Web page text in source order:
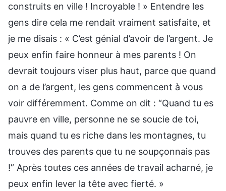
construits en ville ! Incroyable ! » Entendre les
gens dire cela me rendait vraiment satisfaite, et
je me disais : « C’est génial d’avoir de l’argent. Je
peux enfin faire honneur à mes parents ! On
devrait toujours viser plus haut, parce que quand
on a de l’argent, les gens commencent à vous
voir différemment. Comme on dit : “Quand tu es
pauvre en ville, personne ne se soucie de toi,
mais quand tu es riche dans les montagnes, tu
trouves des parents que tu ne soupçonnais pas
!” Après toutes ces années de travail acharné, je
peux enfin lever la tête avec fierté. »